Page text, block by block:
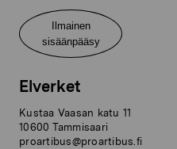
Ilmainen
sisäänpääsy
Elverket
Kustaa Vaasan katu 11
10600 Tammisaari
proartibus@proartibus.fi